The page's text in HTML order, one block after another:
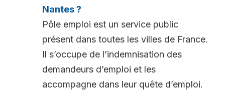
Nantes ?
Pôle emploi est un service public
présent dans toutes les villes de France.
Il s’occupe de l’indemnisation des
demandeurs d’emploi et les
accompagne dans leur quête d’emploi.